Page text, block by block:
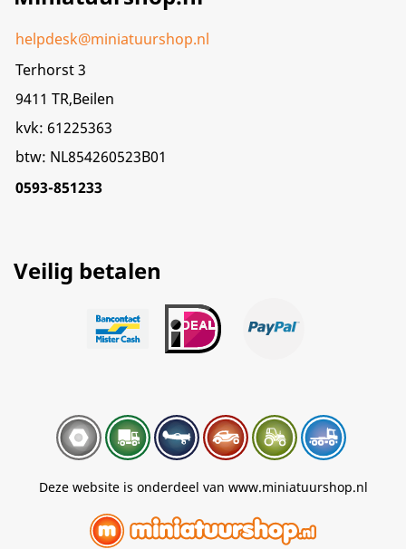
helpdesk@miniatuurshop.nl
Terhorst 3
9411 TR,Beilen
kvk: 61225363
btw: NL854260523B01
0593-851233
Veilig betalen
Deze website is onderdeel van www.miniatuurshop.nl